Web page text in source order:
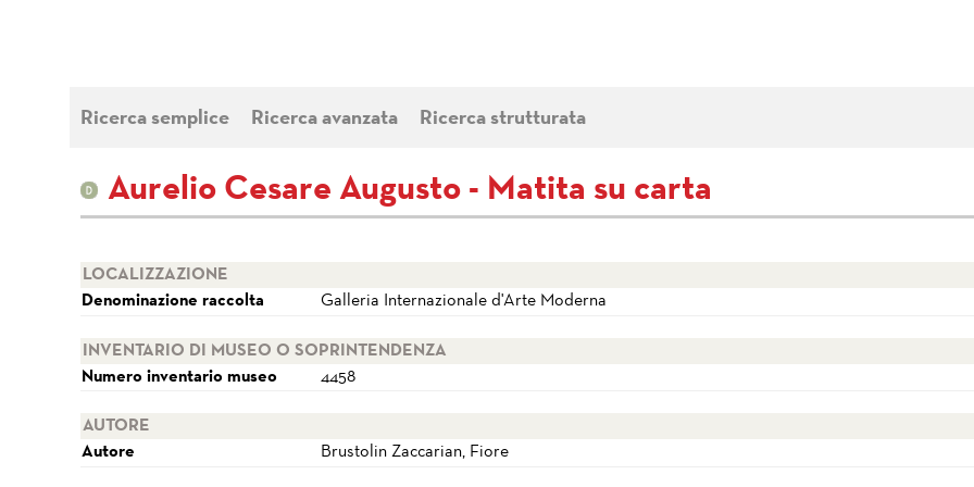
Ricerca semplice Ricerca avanzata Ricerca strutturata
Aurelio Cesare Augusto - Matita su carta
LOCALIZZAZIONE
Denominazione raccolta
Galleria Internazionale d'Arte Moderna
INVENTARIO DI MUSEO O SOPRINTENDENZA
Numero inventario museo
4458
AUTORE
Autore
Brustolin Zaccarian, Fiore